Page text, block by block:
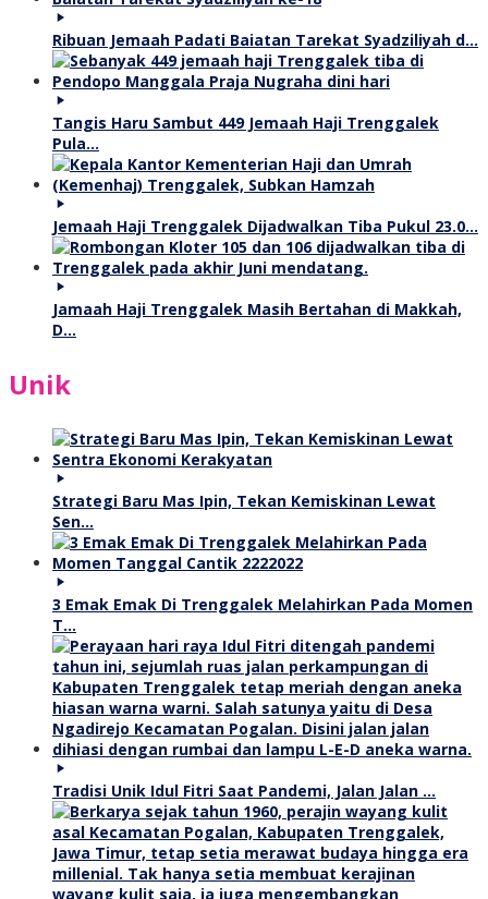
Ribuan Jemaah Padati Baiatan Tarekat Syadziliyah d…
Tangis Haru Sambut 449 Jemaah Haji Trenggalek
Pula…
Jemaah Haji Trenggalek Dijadwalkan Tiba Pukul 23.0…
Jamaah Haji Trenggalek Masih Bertahan di Makkah,
D…
Unik
Strategi Baru Mas Ipin, Tekan Kemiskinan Lewat
Sen…
3 Emak Emak Di Trenggalek Melahirkan Pada Momen
T…
Tradisi Unik Idul Fitri Saat Pandemi, Jalan Jalan …